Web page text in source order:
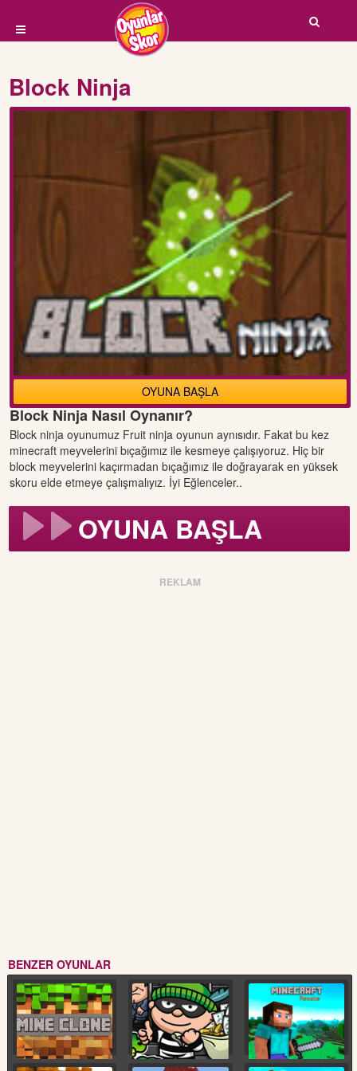
Block Ninja
OYUNA BAŞLA
Block Ninja Nasıl Oynanır?
Block ninja oyunumuz Fruit ninja oyunun aynısıdır. Fakat bu kez
minecraft meyvelerini bıçağımız ile kesmeye çalışıyoruz. Hiç bir
block meyvelerini kaçırmadan bıçağımız ile doğrayarak en yüksek
skoru elde etmeye çalışmalıyız. İyi Eğlenceler..
OYUNA BAŞLA
REKLAM
BENZER OYUNLAR
Minecraft Clone Para Çalma Minecraft Remake